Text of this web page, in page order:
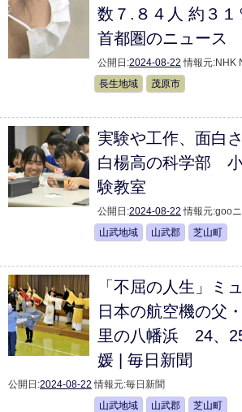
数７.８４人 約３１
首都圏のニュース
公開日:2024-08-22 情報元:NHK
長生地域
茂原市
実験や工作、面白
白楊高の科学部
験教室
公開日:2024-08-22 情報元:goo
山武地域
山武郡 芝山町
「不屈の人生」ミ
日本の航空機の父
里の八幡浜 24、
媛 | 毎日新聞
公開日:2024-08-22 情報元:毎日新聞
山武地域
山武郡 芝山町